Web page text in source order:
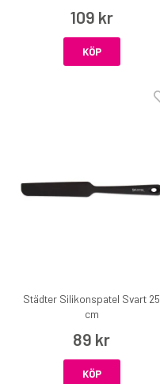
109 kr
KÖP
Städter Silikonspatel Svart 25
cm
89 kr
KÖP